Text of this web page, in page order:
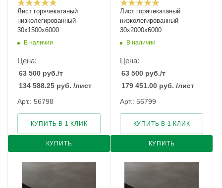
Лист горячекатаный
низколегированный
30х1500х6000
В наличии
Цена:
63 500 руб./т
134 588.25 руб. /лист
Арт.: 56798
КУПИТЬ
КУПИТЬ В 1 КЛИК
Лист горячекатаный
низколегированный
30х2000х6000
В наличии
Цена:
63 500 руб./т
179 451.00 руб. /лист
Арт.: 56799
КУПИТЬ
КУПИТЬ В 1 КЛИК